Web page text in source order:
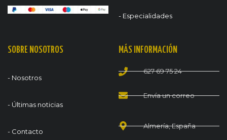
- Especialidades
SOBRE NOSOTROS
- Nosotros
- Últimas noticias
- Contacto
MÁS INFORMACIÓN
627 69 75 24
Envía un correo
Almería, España